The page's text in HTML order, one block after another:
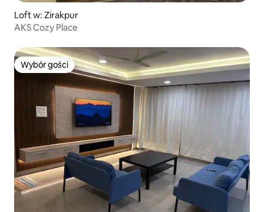
Loft w: Zirakpur
AKS Cozy Place
Wybór gości
Wybór gości